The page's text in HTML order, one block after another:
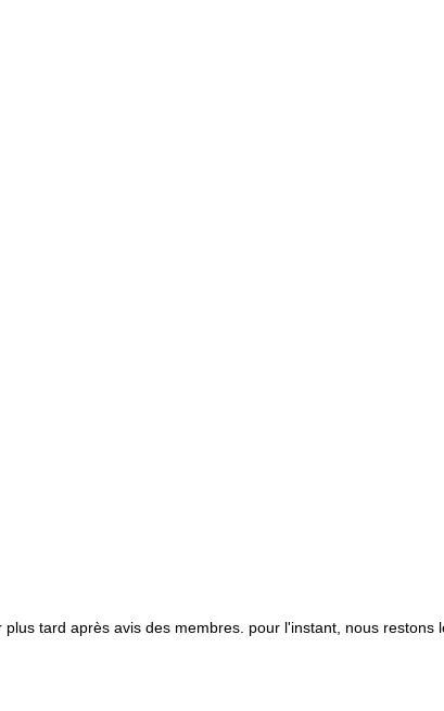
tard après avis des membres. pour l'instant, nous restons